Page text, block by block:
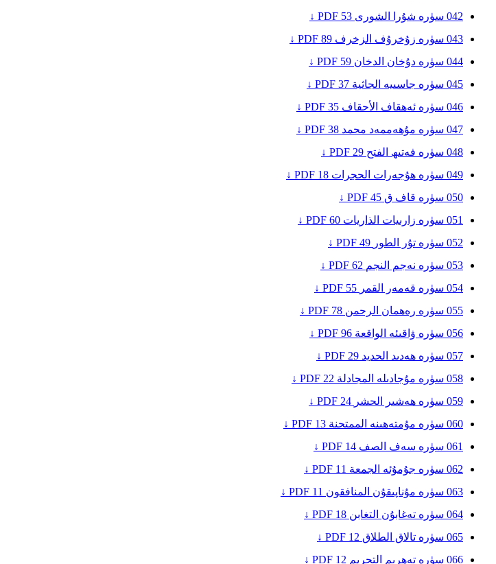
042 سۈرە شۇرا الشورى 53
PDF ↓
043 سۈرە زۇخرۇف الزخرف 89
PDF ↓
044 سۈرە دۇخان الدخان 59
PDF ↓
045 سۈرە جاسىيە الجاثية 37
PDF ↓
046 سۈرە ئەھقاف الأحقاف 35
PDF ↓
047 سۈرە مۇھەممەد محمد 38
PDF ↓
048 سۈرە فەتىھ الفتح 29
PDF ↓
049 سۈرە ھۇجەرات الحجرات 18
PDF ↓
050 سۈرە قاف ق 45
PDF ↓
051 سۈرە زارىيات الذاريات 60
PDF ↓
052 سۈرە تۇر الطور 49
PDF ↓
053 سۈرە نەجم النجم 62
PDF ↓
054 سۈرە قەمەر القمر 55
PDF ↓
055 سۈرە رەھمان الرحمن 78
PDF ↓
056 سۈرە ۋاقىئە الواقعة 96
PDF ↓
057 سۈرە ھەدىد الحديد 29
PDF ↓
058 سۈرە مۇجادىلە المجادلة 22
PDF ↓
059 سۈرە ھەشىر الحشر 24
PDF ↓
060 سۈرە مۇمتەھىنە الممتحنة 13
PDF ↓
061 سۈرە سەف الصف 14
PDF ↓
062 سۈرە جۇمۇئە الجمعة 11
PDF ↓
063 سۈرە مۇناپىقۇن المنافقون 11
PDF ↓
064 سۈرە تەغابۇن التغابن 18
PDF ↓
065 سۈرە تالاق الطلاق 12
PDF ↓
066 سۈرە تەھرىم التحريم 12
PDF ↓